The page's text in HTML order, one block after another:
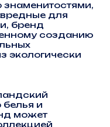
знаменитостями,
для
бренд
созданию
экологически
белья и
может